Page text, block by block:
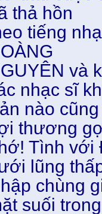
thả hồn
tiếng
và
nhạc sĩ
nào
thương
Tình với
lũng
chùng
suối trong